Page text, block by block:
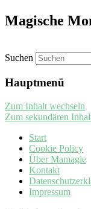
Magische
Suchen
Hauptmenü
Zum Inhalt wechseln
Zum sekundären
Start
Cookie Policy
Über Mamagie
Kontakt
Impressum